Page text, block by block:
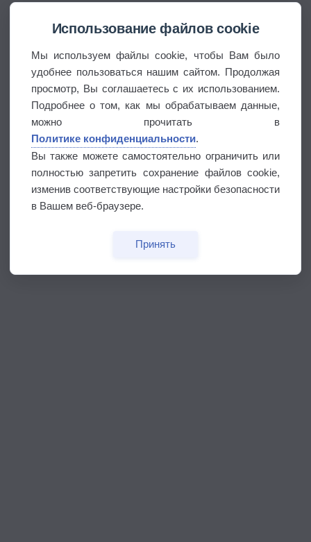
Использование файлов cookie
Мы используем файлы cookie, чтобы Вам было
удобнее пользоваться нашим сайтом. Продолжая
просмотр, Вы соглашаетесь с их использованием.
Подробнее о том, как мы обрабатываем данные,
можно прочитать в
Политике конфиденциальности.
Вы также можете самостоятельно ограничить или
полностью запретить сохранение файлов cookie,
изменив соответствующие настройки безопасности
в Вашем веб-браузере.
Принять